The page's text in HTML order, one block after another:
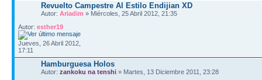
Revuelto Campestre Al Estilo Endijian XD
Autor: Ariadim » Miércoles, 25 Abril 2012, 21:35
Autor: esther19
Jueves, 26 Abril 2012,
17:11
Hamburguesa Holos
Autor: zankoku na tenshi » Martes, 13 Diciembre 2011, 23:28